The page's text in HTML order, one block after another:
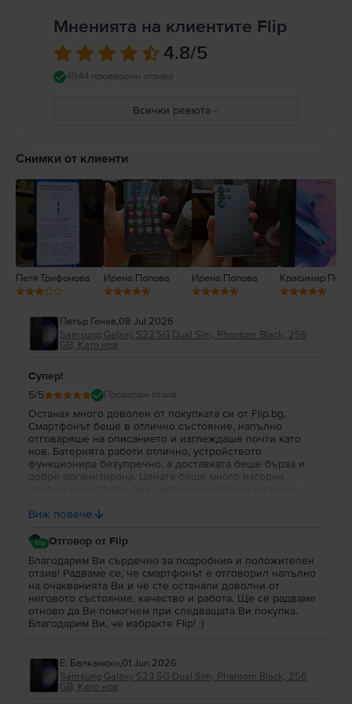
Мненията на клиентите Flip
4.8/5
4944 проверени отзива
Всички ревюта
Снимки от клиенти
Петя Трифонова Ирена Попова Ирена Попова Красимир
Петър Генев,08 Jul 2026
Samsung Galaxy S23 5G Dual Sim, Phantom Black, 256
GB, Като нов
Супер!
5/5 Проверен отзив
Останах много доволен от покупката си от Flip.bg.
Смартфонът беше в отлично състояние, напълно
отговаряше на описанието и изглеждаше почти като
нов. Батерията работи отлично, устройството
функционира безупречно, а доставката беше бърза и
добре организирана. Цената беше много изгодна
гарантирано качество.
Виж повече
Отговор от Flip
Благодарим Ви сърдечно за подробния и положителен
отзив! Радваме се, че смартфонът е отговорил напълно
на очакванията Ви и че сте останали доволни от
неговото състояние, качество и работа. Ще се радваме
отново да Ви помогнем при следващата Ви покупка.
Благодарим Ви, че избрахте Flip! :)
Е. Балкански,01 Jun 2026
Samsung Galaxy S23 5G Dual Sim, Phantom Black, 256
GB, Като нов